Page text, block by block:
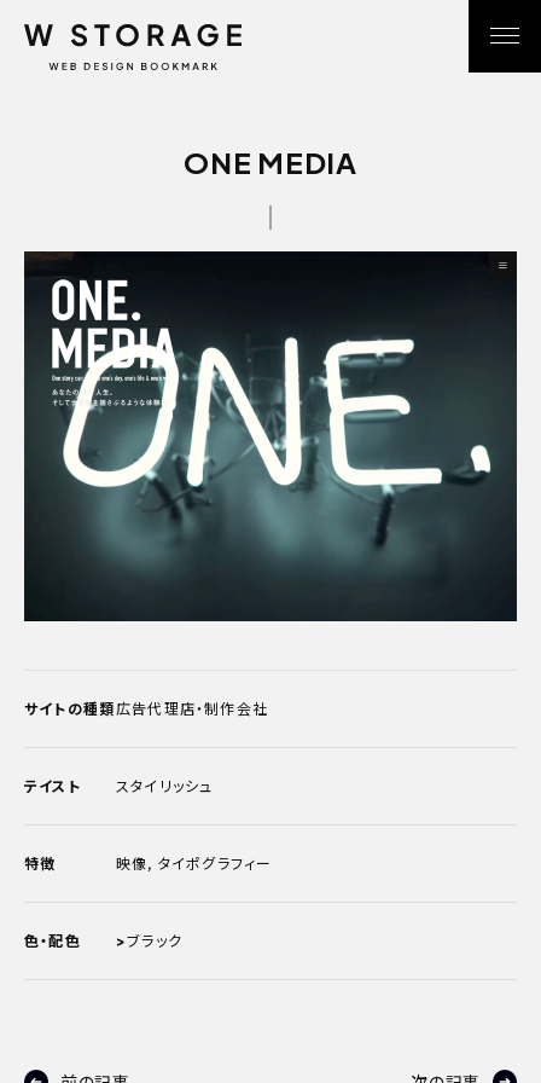
ONE MEDIA
サイトの種類広告代理店・制作会社
テイスト スタイリッシュ
特徴 映像, タイポグラフィー
色・配色 >ブラック